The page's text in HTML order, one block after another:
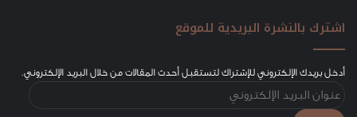
اشترك بالنشرة البريدية للموقع
أدخل بريدك الإلكتروني للإشتراك لتستقبل أحدث المقالات من خلال البريد الإلكتروني.